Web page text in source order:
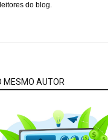
do blog.
MESMO AUTOR